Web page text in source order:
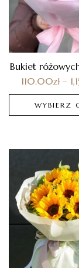
Bukiet
110.00zł–
WYBIERZ